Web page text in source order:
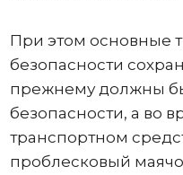
При этом основные
безопасности
прежнему должны
безопасности, а во
транспортном
проблесковый